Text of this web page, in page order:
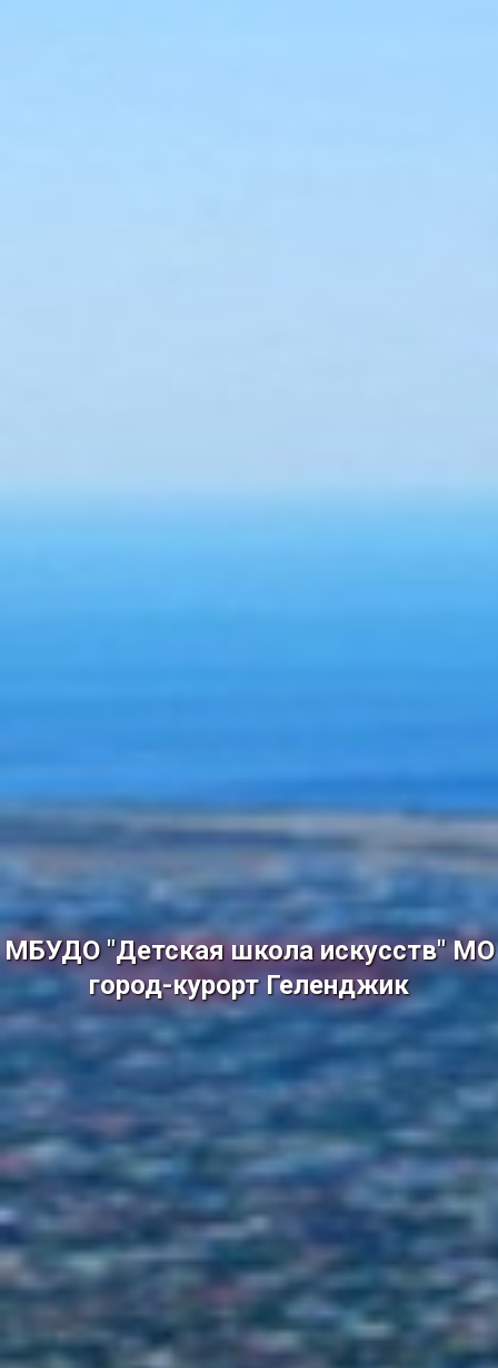
МБУДО "Детская школа искусств" МО
город-курорт Геленджик